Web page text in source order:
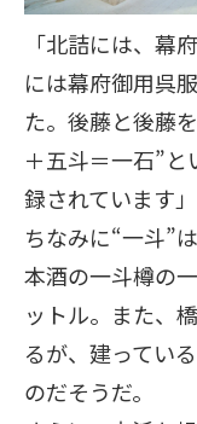
「北詰には、幕
には幕府御用呉
た。後藤と後藤
＋五斗＝一石”
録されています
ちなみに“一斗”
本酒の一斗樽の
ットル。また、
るが、建ってい
のだそうだ。